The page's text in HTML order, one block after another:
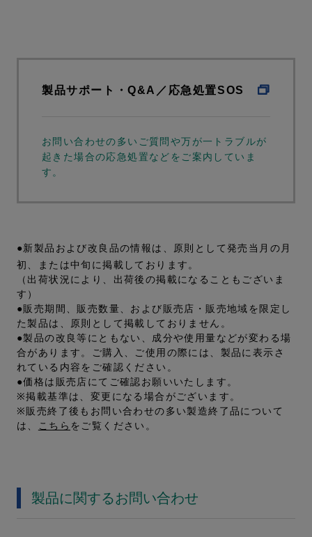
製品サポート・Q&A／応急処置SOS
お問い合わせの多いご質問や万が一トラブルが
起きた場合の応急処置などをご案内していま
す。
●新製品および改良品の情報は、原則として発売当月の月
初、または中旬に掲載しております。
（出荷状況により、出荷後の掲載になることもございま
す）
●販売期間、販売数量、および販売店・販売地域を限定し
た製品は、原則として掲載しておりません。
●製品の改良等にともない、成分や使用量などが変わる場
合があります。ご購入、ご使用の際には、製品に表示さ
れている内容をご確認ください。
●価格は販売店にてご確認お願いいたします。
※掲載基準は、変更になる場合がございます。
※販売終了後もお問い合わせの多い製造終了品について
は、
こちら をご覧ください。
製品に関するお問い合わせ